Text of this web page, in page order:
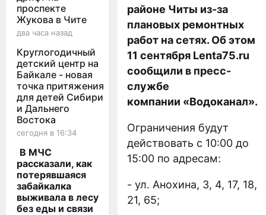
проспекте
Жукова в Чите
два часа назад
Круглогодичный
детский центр на
Байкале - новая
точка притяжения
для детей Сибири
и Дальнего
Востока
сегодня в 16:34
В МЧС
рассказали, как
потерявшаяся
забайкалка
выживала в лесу
без еды и связи
районе Читы из-за
плановых ремонтных
работ на сетях. Об этом
11 сентября Lenta75.ru
сообщили в пресс-
службе
компании «Водоканал».
Ограничения будут
действовать с 10:00 до
15:00 по адресам:
- ул. Анохина, 3, 4, 17, 18,
21, 65;